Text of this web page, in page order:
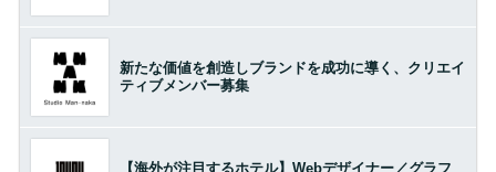
新たな価値を創造しブランドを成功に導く、クリエイ
ティブメンバー募集
【海外が注目するホテル】Webデザイナー／グラフ